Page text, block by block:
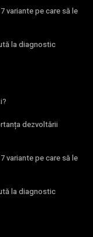
variante pe care să le
la diagnostic
dezvoltării
variante pe care să le
la diagnostic